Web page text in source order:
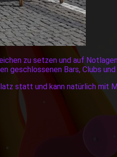
zu setzen und auf
geschlossenen Bars, Clubs
statt und kann natürlich mit